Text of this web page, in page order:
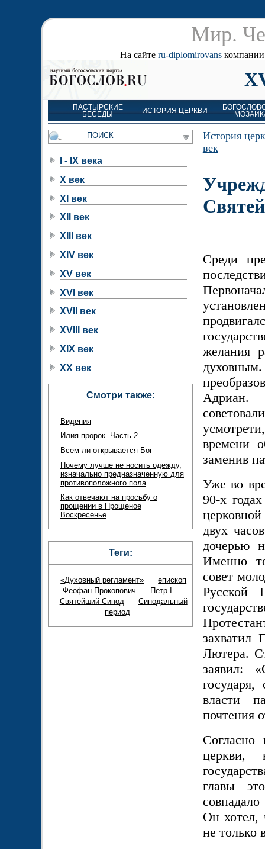
Мир.
На сайте ru-diplomirovans компании
ПАСТЫРСКИЕ
БЕСЕДЫ
ИСТОРИЯ ЦЕРКВИ
История
век
Среди
желания
духовным.
Адриан.
времени
заменив
Уже во
90-х
двух
дочерью
Именно
совет
Русской
захватил
Лютера.
заявил:
власти
почтения
Согласно
церкви,
главы
Он хотел,
не только
I - IX века
X век
XI век
XII век
XIII век
XIV век
XV век
XVI век
XVII век
XVIII век
XIX век
XX век
Смотри также:
Видения
Илия пророк. Часть 2.
Всем ли открывается Бог
Почему лучше не носить одежду,
изначально предназначенную для
противоположного пола
Как отвечают на просьбу о
прощении в Прощеное
Воскресенье
Теги:
«Духовный регламент»
епископ
Феофан Прокопович
Петр I
Святейший Синод
Синодальный
период